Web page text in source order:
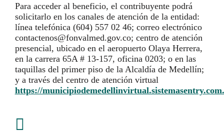
Para acceder al beneficio, el contribuyente podrá
solicitarlo en los canales de atención de la entidad:
línea telefónica (604) 557 02 46; correo electrónico
contactenos@fonvalmed.gov.co; centro de atención
presencial, ubicado en el aeropuerto Olaya Herrera,
en la carrera 65A # 13-157, oficina 0203; o en las
taquillas del primer piso de la Alcaldía de Medellín;
y a través del centro de atención virtual
https://
